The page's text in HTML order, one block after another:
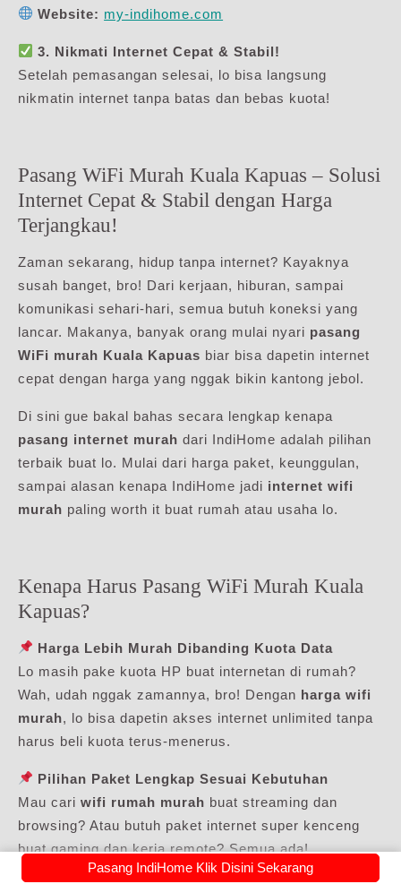
Website: my-indihome.com
3. Nikmati Internet Cepat & Stabil!
Setelah pemasangan selesai, lo bisa langsung
nikmatin internet tanpa batas dan bebas kuota!
Pasang WiFi Murah Kuala Kapuas – Solusi
Internet Cepat & Stabil dengan Harga
Terjangkau!
Zaman sekarang, hidup tanpa internet? Kayaknya
susah banget, bro! Dari kerjaan, hiburan, sampai
komunikasi sehari-hari, semua butuh koneksi yang
lancar. Makanya, banyak orang mulai nyari pasang
WiFi murah Kuala Kapuas biar bisa dapetin internet
cepat dengan harga yang nggak bikin kantong jebol.
Di sini gue bakal bahas secara lengkap kenapa
pasang internet murah dari IndiHome adalah pilihan
terbaik buat lo. Mulai dari harga paket, keunggulan,
sampai alasan kenapa IndiHome jadi internet wifi
murah paling worth it buat rumah atau usaha lo.
Kenapa Harus Pasang WiFi Murah Kuala
Kapuas?
Harga Lebih Murah Dibanding Kuota Data
Lo masih pake kuota HP buat internetan di rumah?
Wah, udah nggak zamannya, bro! Dengan harga wifi
murah, lo bisa dapetin akses internet unlimited tanpa
harus beli kuota terus-menerus.
Pilihan Paket Lengkap Sesuai Kebutuhan
Mau cari wifi rumah murah buat streaming dan
browsing? Atau butuh paket internet super kenceng
buat gaming dan kerja remote? Semua ada!
Pasang IndiHome Klik Disini Sekarang